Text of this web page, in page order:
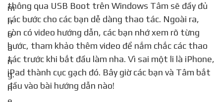
thông qua USB Boot trên Windows Tâm sẽ đầy đủ
các bước cho các bạn dễ dàng thao tác. Ngoài ra,
còn có video hướng dẫn, các bạn nhớ xem rõ từng
bước, tham khảo thêm video để nắm chắc các thao
tác trước khi bắt đầu làm nha. Vì sai một li là iPhone,
iPad thành cục gạch đó. Bây giờ các bạn và Tâm bắt
đầu vào bài hướng dẫn nào!